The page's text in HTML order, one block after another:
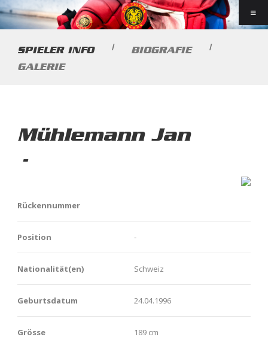
SPIELER INFO | BIOGRAFIE
|
GALERIE
Mühlemann Jan
-
Rückennummer
Position -
Nationalität(en) Schweiz
Geburtsdatum 24.04.1996
Grösse 189 cm